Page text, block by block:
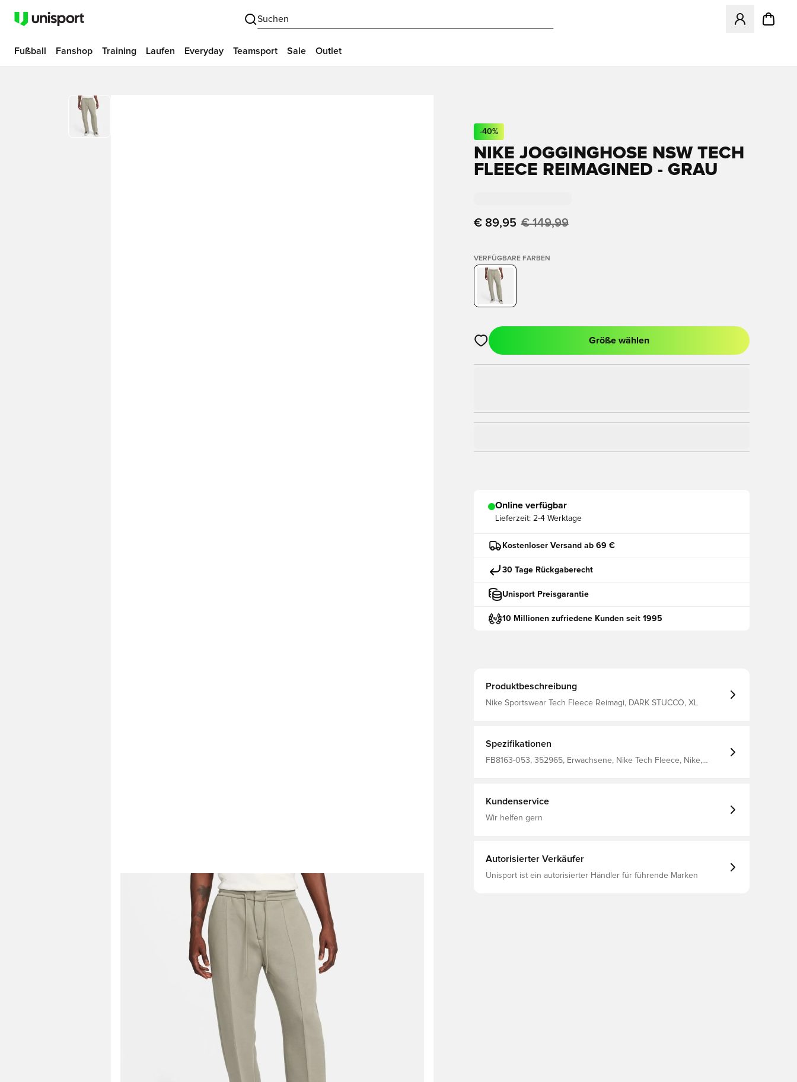
Suchen
Öffnet ein
Fußball Fanshop Training Laufen Everyday Teamsport Sale Outlet
-40%
NIKE JOGGINGHOSE NSW TECH
FLEECE REIMAGINED - GRAU
€ 89,95 € 149,99
VERFÜGBARE FARBEN
Öffnet ein Fenster zum Anmelden oder Registrieren als Mitglied
Größe wählen
Online verfügbar
Lieferzeit: 2-4 Werktage
Kostenloser Versand ab 69 €
30 Tage Rückgaberecht
Unisport Preisgarantie
10 Millionen zufriedene Kunden seit 1995
Produktbeschreibung
Nike Sportswear Tech Fleece Reimagi, DARK STUCCO, XL
Spezifikationen
FB8163-053, 352965, Erwachsene, Nike Tech Fleece, Nike,
Least 10% Recycled Fibers Or At Least 10% Organic Cotton
Kundenservice
Wir helfen gern
Autorisierter Verkäufer
Unisport ist ein autorisierter Händler für führende Marken